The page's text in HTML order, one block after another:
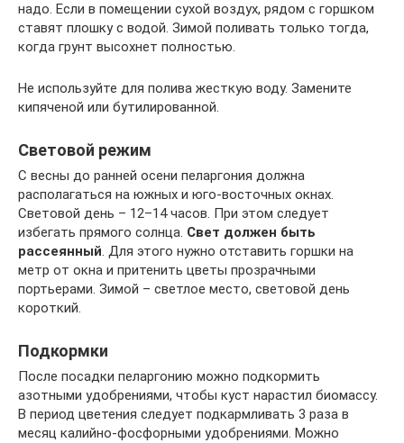
надо. Если в помещении сухой воздух, рядом с горшком
ставят плошку с водой. Зимой поливать только тогда,
когда грунт высохнет полностью.
Не используйте для полива жесткую воду. Замените
кипяченой или бутилированной.
Световой режим
С весны до ранней осени пеларгония должна
располагаться на южных и юго-восточных окнах.
Световой день – 12–14 часов. При этом следует
избегать прямого солнца. Свет должен быть
рассеянный. Для этого нужно отставить горшки на
метр от окна и притенить цветы прозрачными
портьерами. Зимой – светлое место, световой день
короткий.
Подкормки
После посадки пеларгонию можно подкормить
азотными удобрениями, чтобы куст нарастил биомассу.
В период цветения следует подкармливать 3 раза в
месяц калийно-фосфорными удобрениями. Можно